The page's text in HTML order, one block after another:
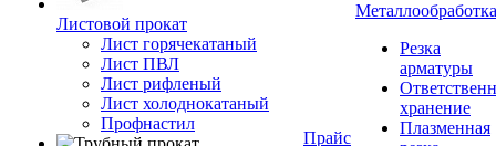
Листовой прокат
Лист горячекатаный
Лист ПВЛ
Лист рифленый
Лист холоднокатаный
Профнастил
Прайс
Металлообработка
Резка
арматуры
хранение
Плазменная